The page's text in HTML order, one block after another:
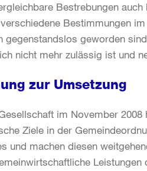
Bestrebungen
Bestimmungen
gegenstandslos geworden
nicht mehr zulässig ist und
zur Umsetzung
im November 2008
Ziele in der
und machen diesen